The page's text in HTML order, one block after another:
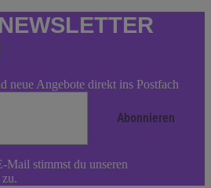
neue Angebote direkt ins Postfach
Abonnieren
Mail stimmst du unseren
zu.